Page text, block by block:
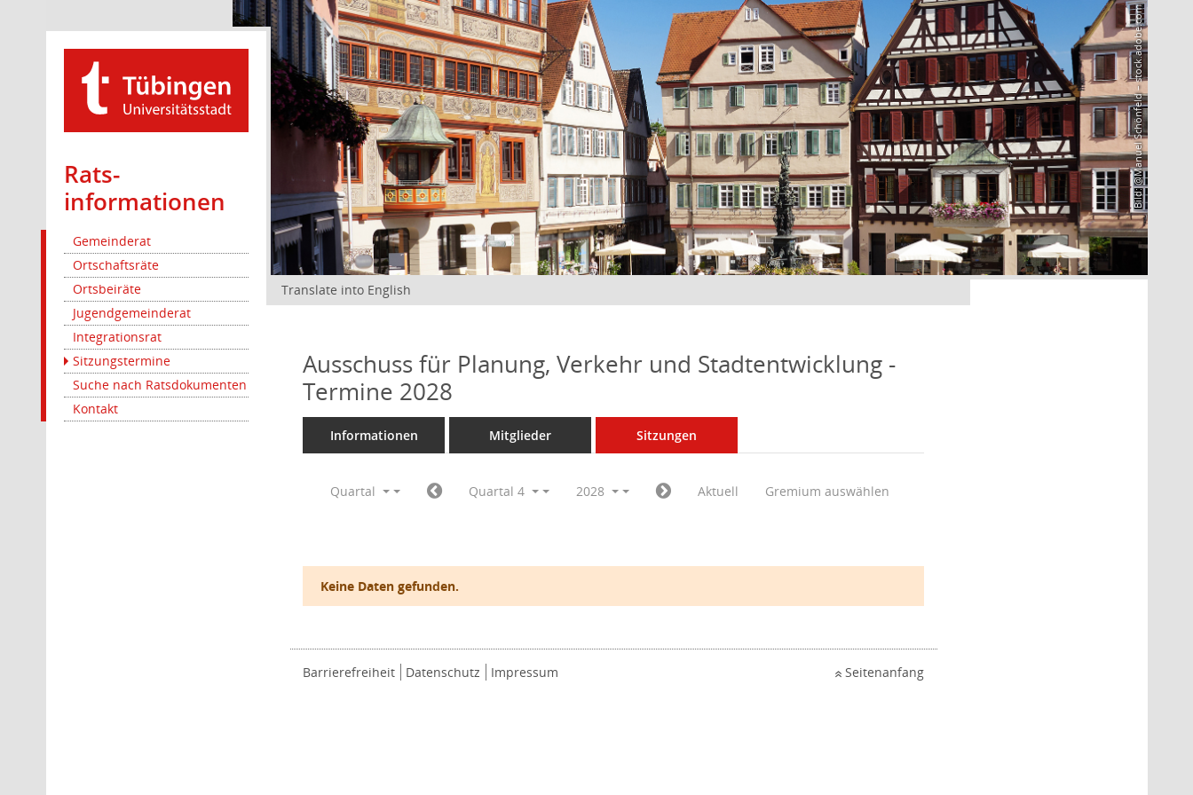
Rats­
informationen
Gemeinderat
Ortschaftsräte
Ortsbeiräte
Jugendgemeinderat
Integrationsrat
Sitzungstermine
Suche nach Ratsdokumenten
Kontakt
Bild: @Manuel Schönfeld – stock.adobe.com
Translate into English
Ausschuss für Planung, Verkehr und Stadtentwicklung -
Termine 2028
Informationen Mitglieder Sitzungen
Quartal Quartal 4 2028 Aktuell Gremium auswählen
Keine Daten gefunden.
Barrierefreiheit Datenschutz Impressum Seitenanfang